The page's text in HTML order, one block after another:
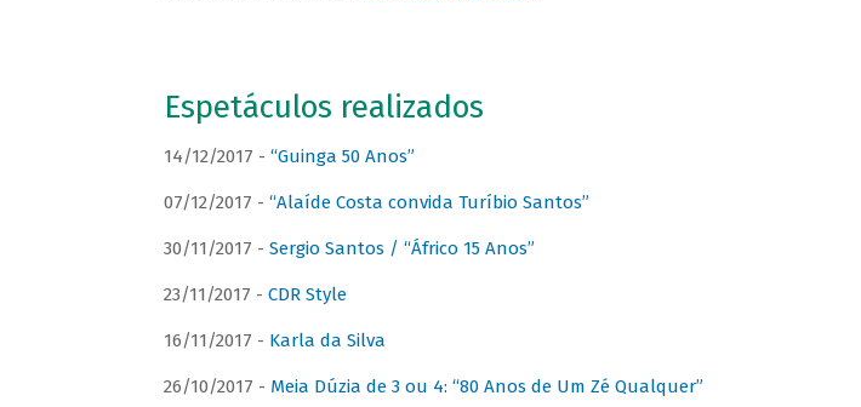
Espetáculos realizados
14/12/2017 - “Guinga 50 Anos”
07/12/2017 - “Alaíde Costa convida Turíbio Santos”
30/11/2017 - Sergio Santos / “Áfrico 15 Anos”
23/11/2017 - CDR Style
16/11/2017 - Karla da Silva
26/10/2017 - Meia Dúzia de 3 ou 4: “80 Anos de Um Zé Qualquer”